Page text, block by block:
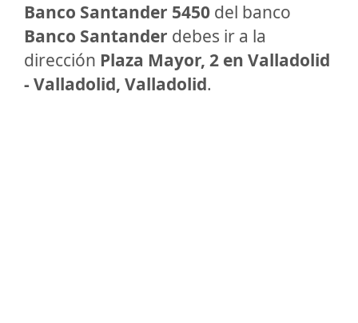
Banco Santander 5450 del banco
Banco Santander debes ir a la
dirección Plaza Mayor, 2 en Valladolid
- Valladolid, Valladolid.